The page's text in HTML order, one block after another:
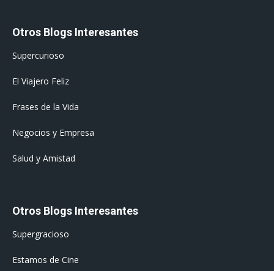
Otros Blogs Interesantes
Supercurioso
El Viajero Feliz
Frases de la Vida
Negocios y Empresa
Salud y Amistad
Otros Blogs Interesantes
Supergracioso
Estamos de Cine